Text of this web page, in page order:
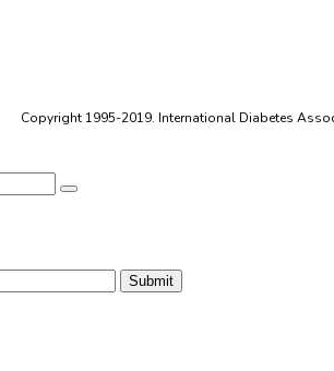
Copyright 1995-2019. International Diabetes
Submit